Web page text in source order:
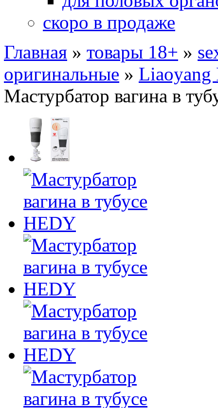
скоро в продаже
Главная » товары 18+ »
оригинальные » Liaoyang
Мастурбатор вагина в